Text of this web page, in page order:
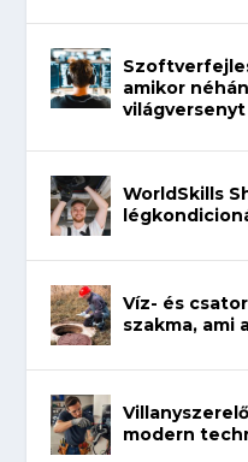
amikor
világversenyt
WorldSkills
Víz- és
szakma, ami
modern